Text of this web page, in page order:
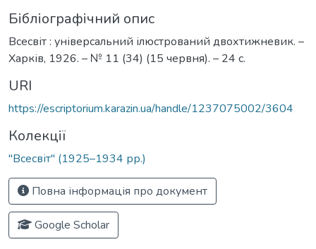
Бібліографічний опис
Всесвіт : універсальний ілюстрований двохтижневик. –
Харків, 1926. – № 11 (34) (15 червня). – 24 с.
URI
https://escriptorium.karazin.ua/handle/1237075002/3604
Колекції
"Всесвіт" (1925–1934 рр.)
Повна інформація про документ
Google Scholar